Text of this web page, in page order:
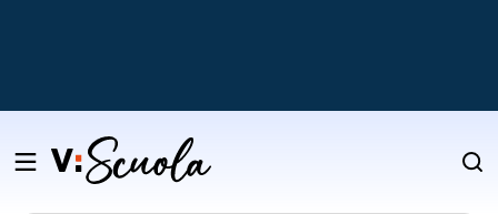
Salta